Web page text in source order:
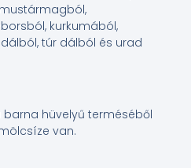
kurkumából,
túr dálból és urad
hüvelyű terméséből
van.